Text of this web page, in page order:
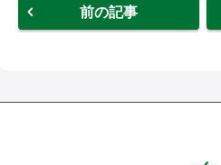
前の記事